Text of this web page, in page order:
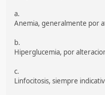
a.
Anemia, generalmente por
b.
Hiperglucemia, por
c.
Linfocitosis, siempre